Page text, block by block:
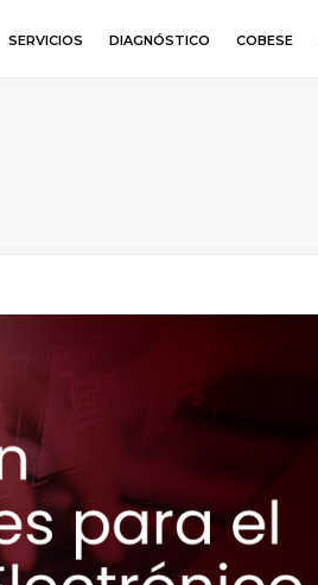
SERVICIOS DIAGNÓSTICO COBESE